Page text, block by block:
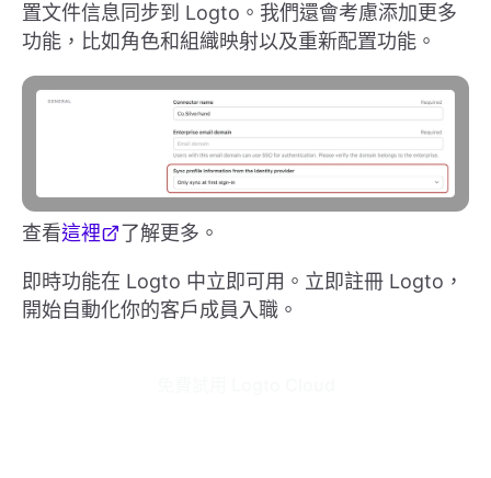
置文件信息同步到 Logto。我們還會考慮添加更多
功能，比如角色和組織映射以及重新配置功能。
查看這裡 了解更多。
即時功能在 Logto 中立即可用。立即註冊 Logto，
開始自動化你的客戶成員入職。